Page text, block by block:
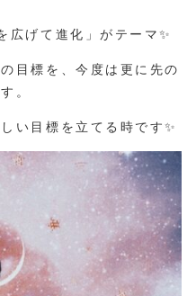
広げて進化」がテーマ✨
目標を、今度は更に先の
。
い目標を立てる時です✨